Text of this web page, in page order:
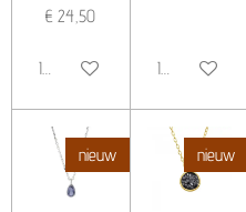
€ 24,50
In winkelwagen In winkelwagen
nieuw nieuw